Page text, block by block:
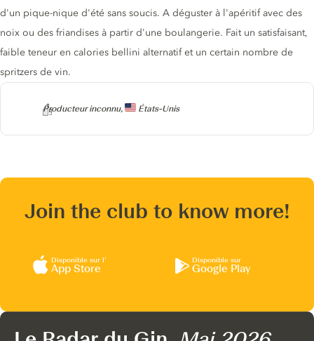
Producteur
Producteur inconnu, États-Unis
d'un pique-nique d'été sans soucis. A déguster à l'apéritif avec des
noix ou des friandises à partir d'une boulangerie. Fait un satisfaisant,
faible teneur en calories bellini alternatif et un certain nombre de
spritzers de vin.
Join the club to know more!
Disponible sur l’
App Store
Disponible sur
Google Play